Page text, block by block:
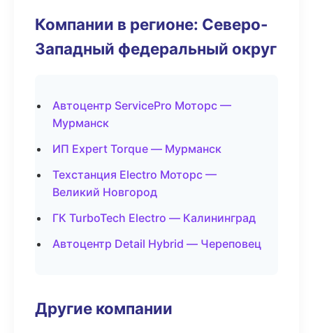
Компании в регионе: Северо-
Западный федеральный округ
Автоцентр ServicePro Моторс —
Мурманск
ИП Expert Torque — Мурманск
Техстанция Electro Моторс —
Великий Новгород
ГК TurboTech Electro — Калининград
Автоцентр Detail Hybrid — Череповец
Другие компании